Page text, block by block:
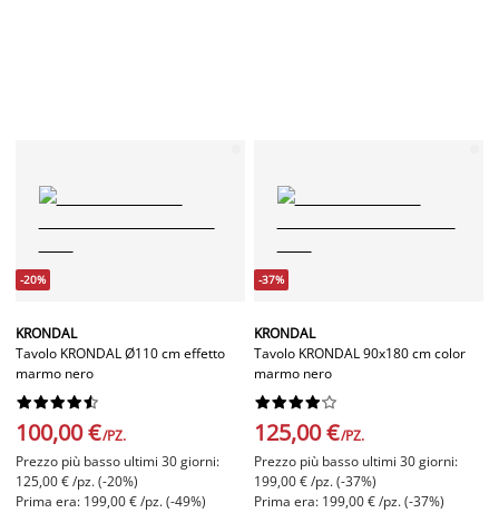
-20%
KRONDAL
Tavolo KRONDAL Ø110 cm effetto
marmo nero






100,00 €/PZ.
Prezzo più basso ultimi 30 giorni:
125,00 € /pz. (-20%)
Prima era: 199,00 € /pz. (-49%)
-37%
KRONDAL
Tavolo KRONDAL 90x180 cm color
marmo nero






125,00 €/PZ.
Prezzo più basso ultimi 30 giorni:
199,00 € /pz. (-37%)
Prima era: 199,00 € /pz. (-37%)